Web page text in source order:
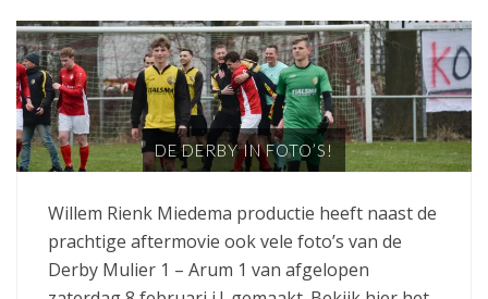
DE DERBY IN FOTO’S!
Willem Rienk Miedema productie heeft naast de
prachtige aftermovie ook vele foto’s van de
Derby Mulier 1 – Arum 1 van afgelopen